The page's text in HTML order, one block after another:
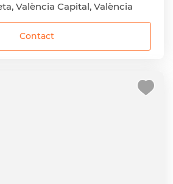
València Capital, València
Contact